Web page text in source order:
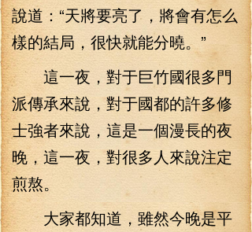
說道：“天將要亮了，將會有怎么
樣的結局，很快就能分曉。”
這一夜，對于巨竹國很多門
派傳承來說，對于國都的許多修
士強者來說，這是一個漫長的夜
晚，這一夜，對很多人來說注定
煎熬。
大家都知道，雖然今晚是平